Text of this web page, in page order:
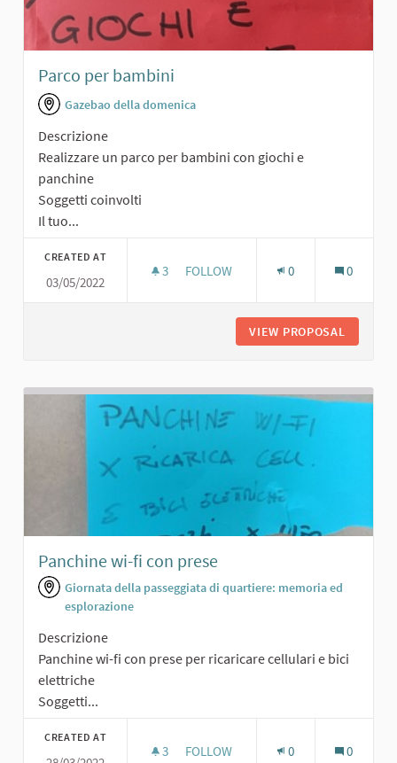
Parco per bambini
Gazebao della domenica
Descrizione
Realizzare un parco per bambini con giochi e
panchine
Soggetti coinvolti
Il tuo...
CREATED AT
03/05/2022
3 3 FOLLOWERS
FOLLOW 0 0
VIEW PROPOSAL
Panchine wi-fi con prese
Giornata della passeggiata di quartiere: memoria ed
esplorazione
Descrizione
Panchine wi-fi con prese per ricaricare cellulari e bici
elettriche
Soggetti...
CREATED AT
3 3 FOLLOWERS
FOLLOW 0 0